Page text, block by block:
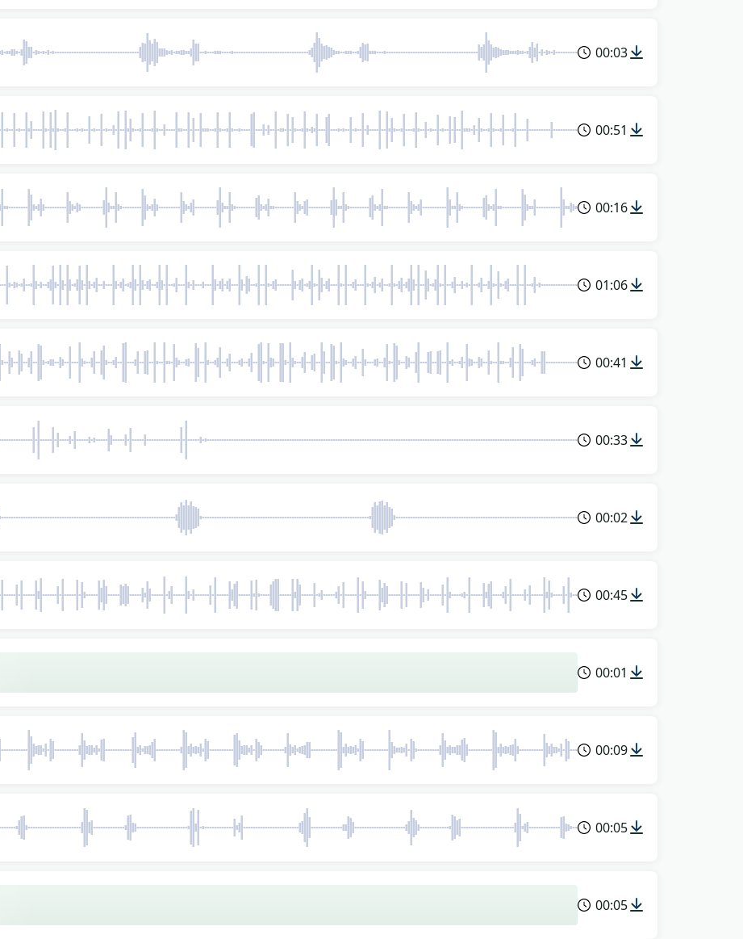
00:03
00:51
00:16
01:06
00:41
00:33
00:02
00:45
00:01
00:09
00:05
00:05